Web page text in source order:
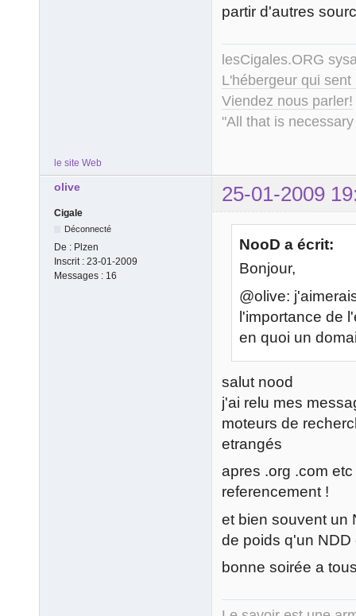
partir d'autres
lesCigales.ORG
L'hébergeur qui
Viendez nous parler!
"All that is
le site Web
olive 25-01-2009
Cigale
Déconnecté
De : Plzen
Inscrit : 23-01-2009
Messages : 16
NooD a écrit:
Bonjour,
@olive:
l'importance de
en quoi un
salut nood
j'ai relu mes
moteurs de
etrangés
apres .org .com
referencement !
et bien souvent un
de poids q'un
bonne soirée a